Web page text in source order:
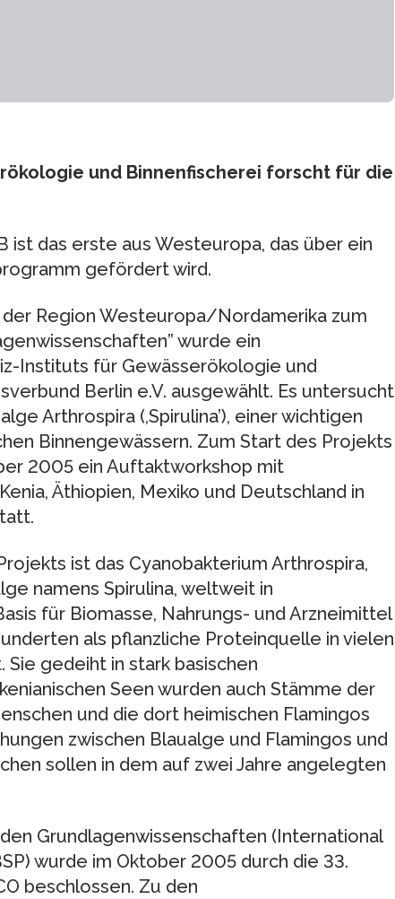
und Binnenfischerei forscht für die
ist das erste aus Westeuropa, das über ein
gefördert wird.
Region Westeuropa/Nordamerika zum
wurde ein
Instituts für Gewässerökologie und
Berlin e.V. ausgewählt. Es untersucht
Arthrospira (,Spirulina’), einer wichtigen
Binnengewässern. Zum Start des Projekts
2005 ein Auftaktworkshop mit
Äthiopien, Mexiko und Deutschland in
ist das Cyanobakterium Arthrospira,
namens Spirulina, weltweit in
für Biomasse, Nahrungs- und Arzneimittel
als pflanzliche Proteinquelle in vielen
gedeiht in stark basischen
Seen wurden auch Stämme der
und die dort heimischen Flamingos
zwischen Blaualge und Flamingos und
sollen in dem auf zwei Jahre angelegten
Grundlagenwissenschaften (International
wurde im Oktober 2005 durch die 33.
beschlossen. Zu den